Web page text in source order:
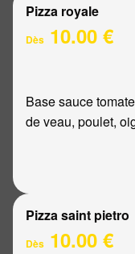
Pizza royale
Dès 10.00 €
Base sauce
de veau, poulet,
Pizza saint pietro
Dès 10.00 €